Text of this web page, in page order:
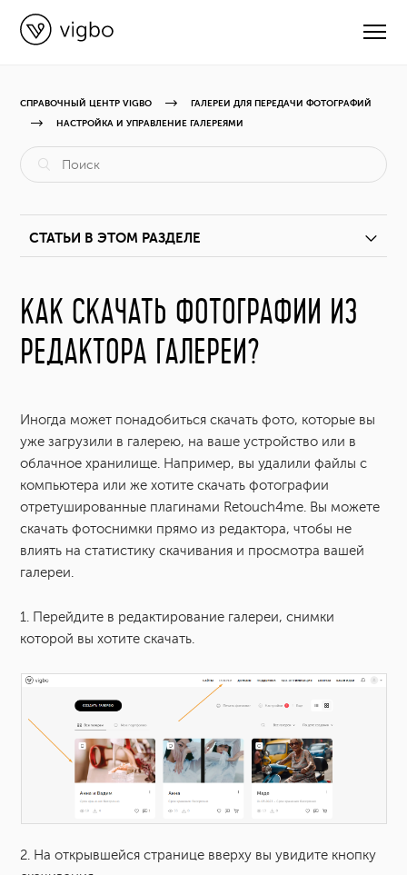
ВИДЕОУРОКИ
ОБНОВЛЕНИЯ
СПРАВОЧНЫЙ ЦЕНТР VIGBO
ГАЛЕРЕИ ДЛЯ ПЕРЕДАЧИ ФОТОГРАФИЙ
НАСТРОЙКА И УПРАВЛЕНИЕ ГАЛЕРЕЯМИ
СТАТЬИ В ЭТОМ РАЗДЕЛЕ
Как добавить фото и видео в галерею?
Как изменить язык для клиентской галереи?
Водяной знак
Как добавить теги в галерее?
Как закрепить галерею?
Срок хранения галереи
Корзина: как восстановить удаленную галерею?
Как скачать фотографии из редактора галереи?
Больше
КАК СКАЧАТЬ ФОТОГРАФИИ ИЗ
РЕДАКТОРА ГАЛЕРЕИ?
Иногда может понадобиться скачать фото, которые вы
уже загрузили в галерею, на ваше устройство или в
облачное хранилище. Например, вы удалили файлы с
компьютера или же хотите скачать фотографии
отретушированные плагинами Retouch4me. Вы можете
скачать фотоснимки прямо из редактора, чтобы не
влиять на статистику скачивания и просмотра вашей
галереи.
1. Перейдите в редактирование галереи, снимки
которой вы хотите скачать.
2. На открывшейся странице вверху вы увидите кнопку